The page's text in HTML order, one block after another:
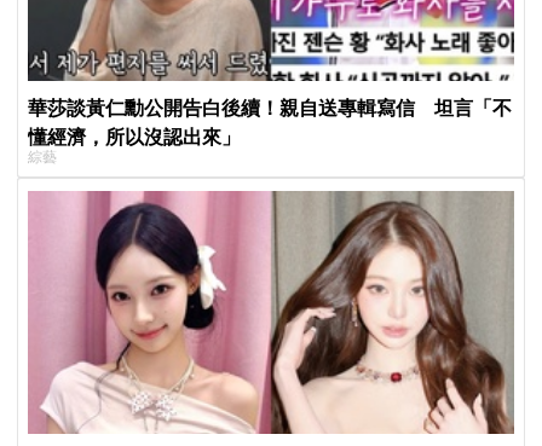
華莎談黃仁勳公開告白後續！親自送專輯寫信 坦言「不
懂經濟，所以沒認出來」
綜藝